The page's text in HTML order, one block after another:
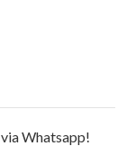
Whatsapp!